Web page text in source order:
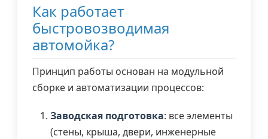
Как работает
быстровозводимая
автомойка?
Принцип работы основан на модульной
сборке и автоматизации процессов:
Заводская подготовка: все элементы
(стены, крыша, двери, инженерные